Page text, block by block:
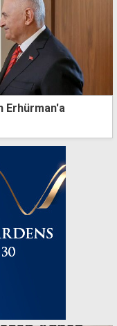
Erhürman'a